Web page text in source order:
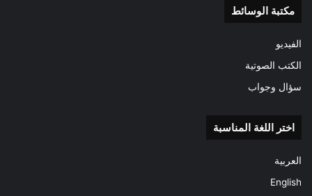
مكتبة الوسائط
الفيديو
الكتب الصوتية
سؤال وجواب
اختر اللغة المناسبة
العربية
English